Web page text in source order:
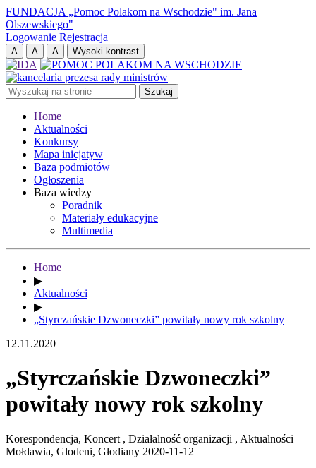
FUNDACJA „Pomoc Polakom na Wschodzie" im. Jana
Olszewskiego"
Logowanie Rejestracja
Home
Aktualności
Konkursy
Mapa inicjatyw
Baza podmiotów
Ogłoszenia
Baza wiedzy
Poradnik
Materiały edukacyjne
Multimedia
Home
▶
Aktualności
▶
„Styrczańskie Dzwoneczki” powitały nowy rok szkolny
12.11.2020
„Styrczańskie Dzwoneczki”
powitały nowy rok szkolny
Korespondencja, Koncert , Działalność organizacji , Aktualności
Mołdawia, Glodeni, Głodiany 2020-11-12